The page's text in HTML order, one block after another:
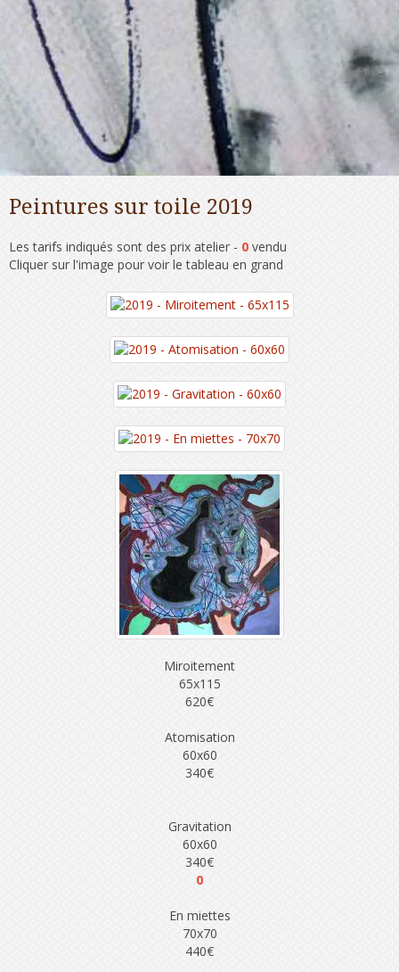
Peintures sur toile 2019
Les tarifs indiqués sont des prix atelier -0vendu
Cliquer sur l'image pour voir le tableau en grand
Miroitement
65x115
620€
Atomisation
60x60
340€
Gravitation
60x60
340€
0
En miettes
70x70
440€